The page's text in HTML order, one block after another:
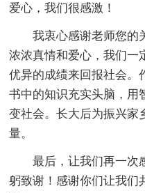
爱心，我们很感激！
我衷心感谢老师您的
浓浓真情和爱心，我们一
优异的成绩来回报社会。
书中的知识充实头脑，用
变社会。长大后为振兴家
量。
最后，让我们再一次
躬致谢！感谢你们让我们